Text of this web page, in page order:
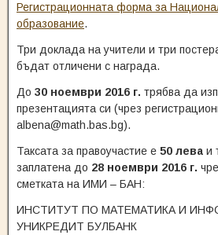
Регистрационната форма за
образование.
Три доклада на учители и три
бъдат отличени с награда.
До 30 ноември 2016 г. трябва да
презентацията си (чрез
albena@math.bas.bg).
Таксата за правоучастие е 50 лева и
заплатена до 28 ноември 2016 г.
сметката на ИМИ – БАН:
ИНСТИТУТ ПО МАТЕМАТИКА И
УНИКРЕДИТ БУЛБАНК